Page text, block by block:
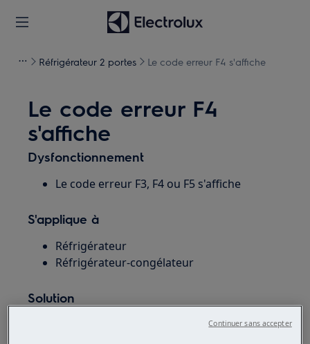
Réfrigérateur 2 portes Le code erreur F4 s'affiche
Le code erreur F4
s'affiche
Dysfonctionnement
Le code erreur F3, F4 ou F5 s'affiche
S'applique à
Réfrigérateur
Réfrigérateur-congélateur
Solution
1. Faites appel à un service après-vente agréé.
Continuer sans accepter